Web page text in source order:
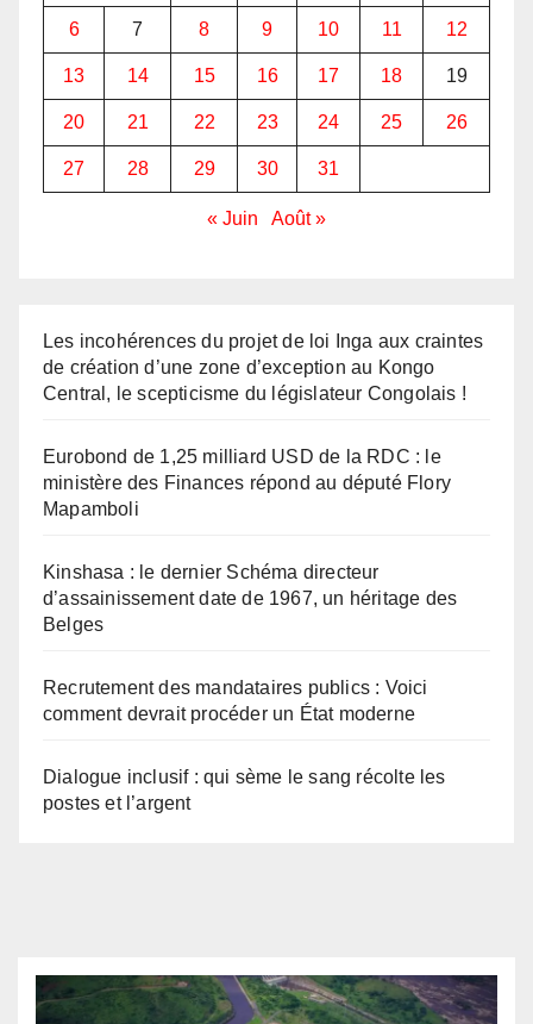
6 7 8 9 10 11 12
13 14 15 16 17 18 19
20 21 22 23 24 25 26
27 28 29 30 31
« Juin Août »
Les incohérences du projet de loi Inga aux craintes
de création d’une zone d’exception au Kongo
Central, le scepticisme du législateur Congolais !
Eurobond de 1,25 milliard USD de la RDC : le
ministère des Finances répond au député Flory
Mapamboli
Kinshasa : le dernier Schéma directeur
d’assainissement date de 1967, un héritage des
Belges
Recrutement des mandataires publics : Voici
comment devrait procéder un État moderne
Dialogue inclusif : qui sème le sang récolte les
postes et l’argent